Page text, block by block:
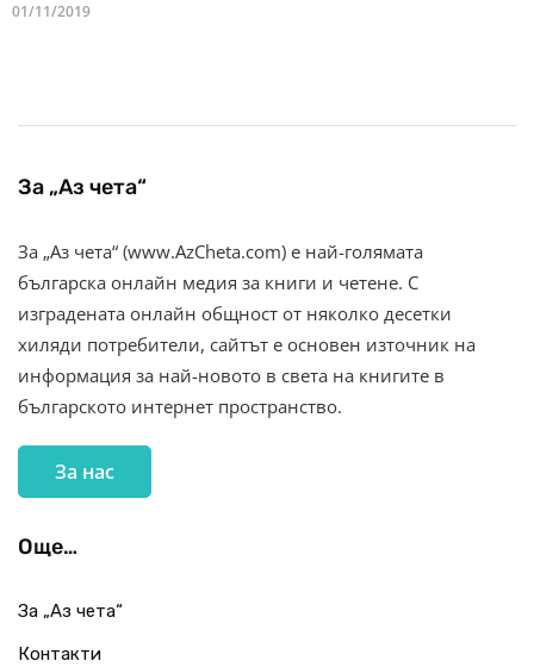
01/11/2019
За „Аз чета“
За „Аз чета“ (www.AzCheta.com) е най-голямата
българска онлайн медия за книги и четене. С
изградената онлайн общност от няколко десетки
хиляди потребители, сайтът е основен източник на
информация за най-новото в света на книгите в
българското интернет пространство.
За нас
Още…
За „Аз чета“
Контакти